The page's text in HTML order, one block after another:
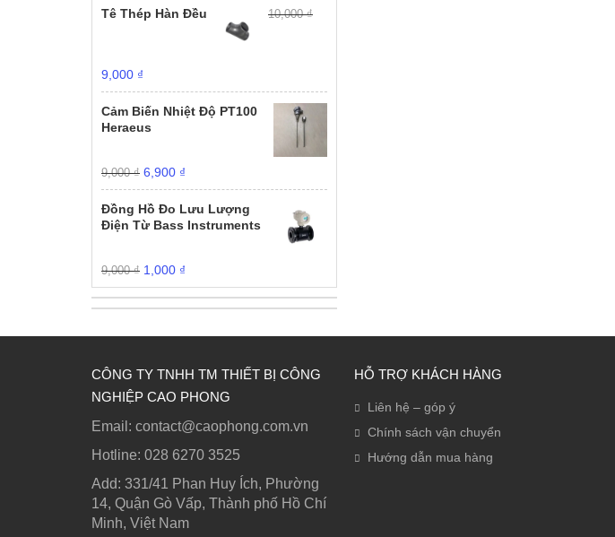
là:
10,000 ₫.là:
Tê Thép Hàn Đều 10,000₫
Giá
gốc
là:
10,000 ₫.
9,000 ₫
hiện
tại
Cảm Biến Nhiệt Độ PT100
Heraeus
9,000₫ Giá
gốc
là:
9,000 ₫.
6,900 ₫
hiện
là:
Đồng Hồ Đo Lưu Lượng
Điện Từ Bass Instruments
9,000₫ Giá
gốc
là:
1,000 ₫
hiện
tại
1,000 ₫.
CÔNG TY TNHH TM THIẾT BỊ CÔNG
NGHIỆP CAO PHONG
Email: contact@caophong.com.vn
Hotline: ‭028 6270 3525
Add: 331/41 Phan Huy Ích, Phường
14, Quận Gò Vấp, Thành phố Hồ Chí
Minh, Việt Nam
HỖ TRỢ KHÁCH HÀNG
Liên hệ – góp ý
Chính sách vận chuyển
Hướng dẫn mua hàng